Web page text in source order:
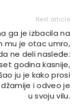
Next article
ga je izbacila na
mu je otac umro,
ne deli nasleđe:
godina kasnije,
ju je kako prosi
i odveo je
u svoju vilu.